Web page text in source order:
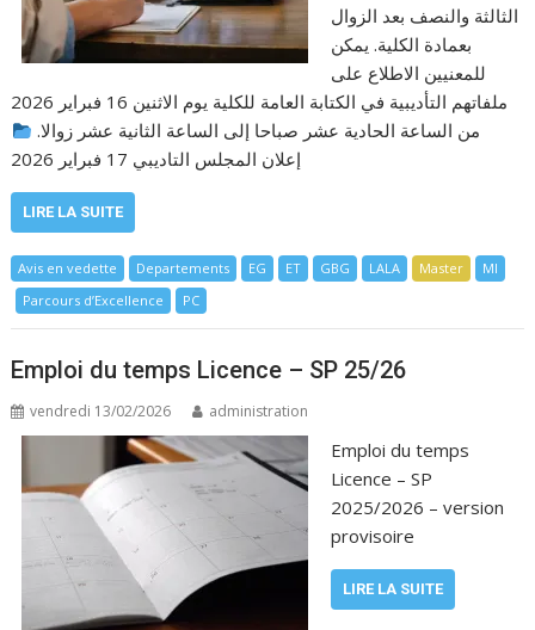
الثالثة والنصف بعد الزوال
بعمادة الكلية. يمكن
للمعنيين الاطلاع على
ملفاتهم التأديبية في الكتابة العامة للكلية يوم الاثنين 16 فبراير 2026
من الساعة الحادية عشر صباحا إلى الساعة الثانية عشر زوالا.
إعلان المجلس التاديبي 17 فبراير 2026
LIRE LA SUITE
Avis en vedette Departements EG ET GBG LALA Master
MI
Parcours d’Excellence
PC
Emploi du temps Licence – SP 25/26
vendredi 13/02/2026 administration
Emploi du temps
Licence – SP
2025/2026 – version
provisoire
LIRE LA SUITE